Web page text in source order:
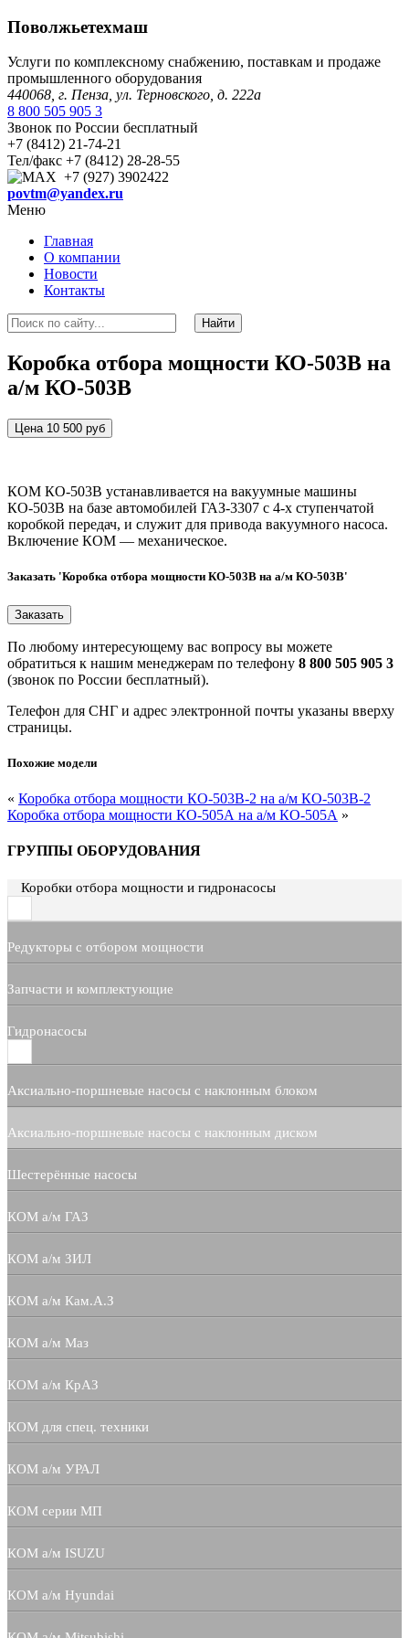
Поволжьетехмаш
Услуги по комплексному снабжению, поставкам и продаже
промышленного оборудования
440068, г. Пенза, ул. Терновского, д. 222а
8 800 505 905 3
Звонок по России бесплатный
+7 (8412) 21-74-21
Тел/факс +7 (8412) 28-28-55
+7 (927) 3902422
povtm@yandex.ru
Меню
Главная
О компании
Новости
Контакты
Коробка отбора мощности КО-503В на
а/м КО-503В
Цена 10 500 руб
КОМ КО-503В устанавливается на вакуумные машины
КО-503В на базе автомобилей ГАЗ-3307 с 4-х ступенчатой
коробкой передач, и служит для привода вакуумного насоса.
Включение КОМ — механическое.
Заказать 'Коробка отбора мощности КО-503В на а/м КО-503В'
По любому интересующему вас вопросу вы можете
обратиться к нашим менеджерам по телефону 8 800 505 905 3
(звонок по России бесплатный).
Телефон для СНГ и адрес электронной почты указаны вверху
страницы.
Похожие модели
« Коробка отбора мощности КО-503В-2 на а/м КО-503В-2
Коробка отбора мощности КО-505А на а/м КО-505А »
ГРУППЫ ОБОРУДОВАНИЯ
Коробки отбора мощности и гидронасосы
Редукторы с отбором мощности
Запчасти и комплектующие
Гидронасосы
Аксиально-поршневые насосы с наклонным блоком
Аксиально-поршневые насосы с наклонным диском
Шестерённые насосы
КОМ а/м ГАЗ
КОМ а/м ЗИЛ
КОМ а/м Кам.А.З
КОМ а/м Маз
КОМ а/м КрАЗ
КОМ для спец. техники
КОМ а/м УРАЛ
КОМ серии МП
КОМ а/м ISUZU
КОМ а/м Hyundai